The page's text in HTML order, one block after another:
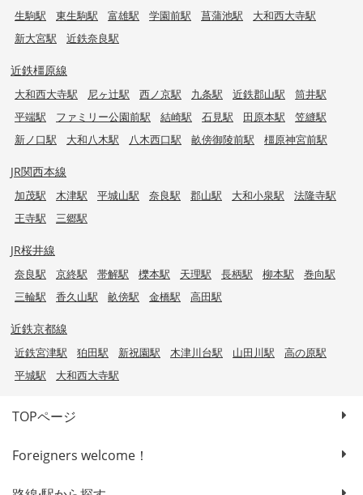
生駒駅 東生駒駅 富雄駅 学園前駅 菖蒲池駅
大和西大寺駅
新大宮駅
近鉄奈良駅
近鉄橿原線
大和西大寺駅 尼ヶ辻駅 西ノ京駅 九条駅 近鉄郡山駅
筒井駅
平端駅
ファミリー公園前駅 結崎駅 石見駅 田原本駅
笠縫駅
新ノ口駅
大和八木駅 八木西口駅 畝傍御陵前駅 橿原神宮前駅
JR関西本線
加茂駅 木津駅 平城山駅 奈良駅 郡山駅 大和小泉駅
法隆寺駅
王寺駅
三郷駅
JR桜井線
奈良駅 京終駅 帯解駅 櫟本駅 天理駅 長柄駅 柳本駅
巻向駅
三輪駅
香久山駅 畝傍駅 金橋駅 高田駅
近鉄京都線
近鉄宮津駅 狛田駅 新祝園駅 木津川台駅 山田川駅
高の原駅
平城駅
大和西大寺駅
TOPページ
Foreigners welcome！